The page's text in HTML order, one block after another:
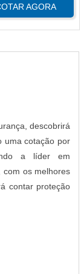
AGORA
descobrirá
uma cotação por
a líder em
com os melhores
contar proteção